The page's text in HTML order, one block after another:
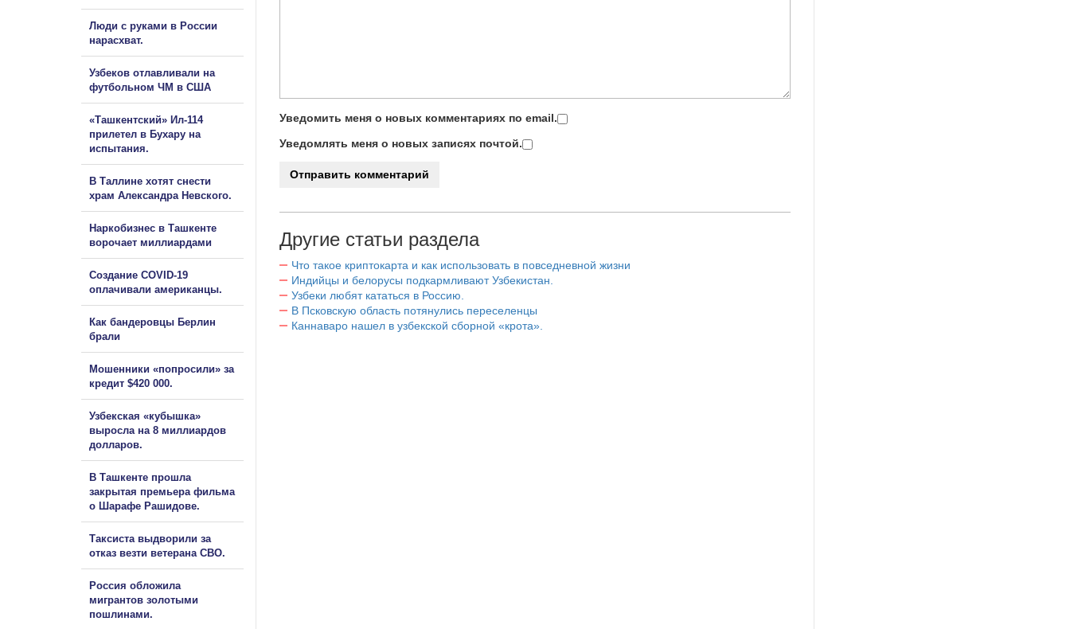
Уведомить меня о новых комментариях по email.
Уведомлять меня о новых записях почтой.
Другие статьи раздела
Что такое криптокарта и как использовать в повседневной жизни
Индийцы и белорусы подкармливают Узбекистан.
Узбеки любят кататься в Россию.
В Псковскую область потянулись переселенцы
Каннаваро нашел в узбекской сборной «крота».
Люди с руками в России
нарасхват.
Узбеков отлавливали на
футбольном ЧМ в США
«Ташкентский» Ил-114
прилетел в Бухару на
испытания.
В Таллине хотят снести
храм Александра Невского.
Наркобизнес в Ташкенте
ворочает миллиардами
Создание COVID-19
оплачивали американцы.
Как бандеровцы Берлин
брали
Мошенники «попросили» за
кредит $420 000.
Узбекская «кубышка»
выросла на 8 миллиардов
долларов.
В Ташкенте прошла
закрытая премьера фильма
о Шарафе Рашидове.
Таксиста выдворили за
отказ везти ветерана СВО.
Россия обложила
мигрантов золотыми
пошлинами.